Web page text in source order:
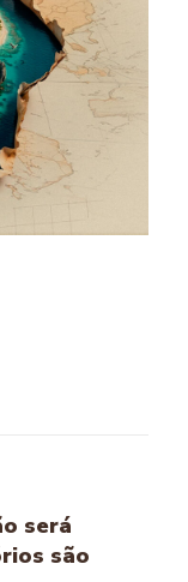
será
são